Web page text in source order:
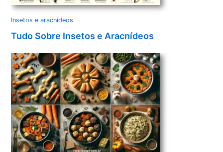
Insetos e aracnídeos
Tudo Sobre Insetos e Aracnídeos